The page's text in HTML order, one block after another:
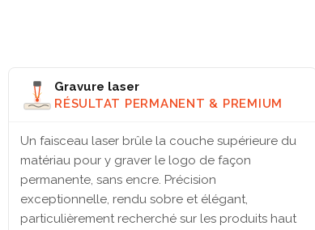
Gravure laser
RÉSULTAT PERMANENT & PREMIUM
Un faisceau laser brûle la couche supérieure du
matériau pour y graver le logo de façon
permanente, sans encre. Précision
exceptionnelle, rendu sobre et élégant,
particulièrement recherché sur les produits haut